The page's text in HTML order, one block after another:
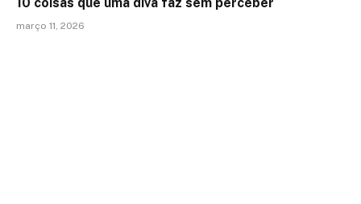
10 coisas que uma diva faz sem perceber
março 11, 2026